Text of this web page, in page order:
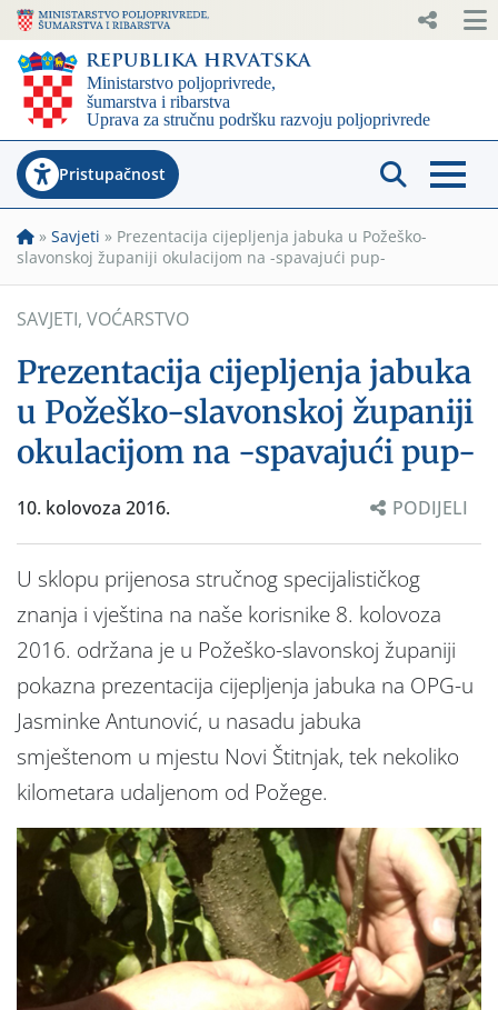
Pristupačnost
» Savjeti » Prezentacija cijepljenja jabuka u Požeško-
slavonskoj županiji okulacijom na -spavajući pup-
SAVJETI, VOĆARSTVO
Prezentacija cijepljenja jabuka
u Požeško-slavonskoj županiji
okulacijom na -spavajući pup-
10. kolovoza 2016. PODIJELI
U sklopu prijenosa stručnog specijalističkog
znanja i vještina na naše korisnike 8. kolovoza
2016. održana je u Požeško-slavonskoj županiji
pokazna prezentacija cijepljenja jabuka na OPG-u
Jasminke Antunović, u nasadu jabuka
smještenom u mjestu Novi Štitnjak, tek nekoliko
kilometara udaljenom od Požege.